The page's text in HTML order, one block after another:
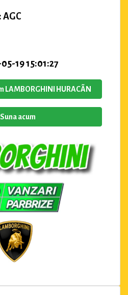
19 15:01:27
HURACÃN
acum